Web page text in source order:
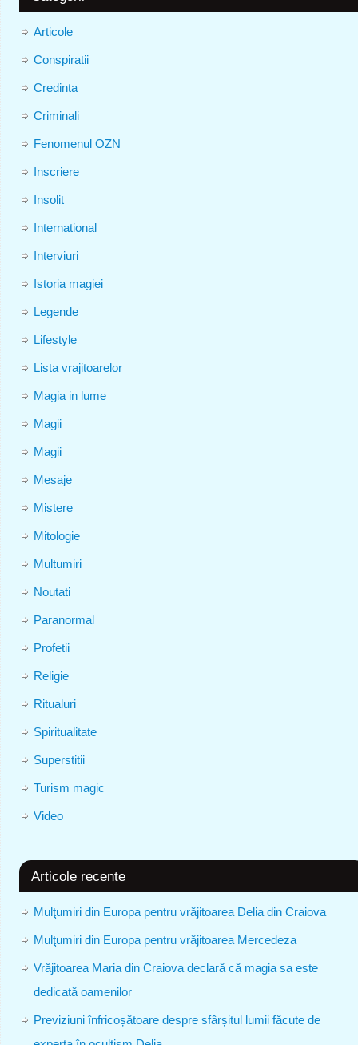
Articole
Conspiratii
Credinta
Criminali
Fenomenul OZN
Inscriere
Insolit
International
Interviuri
Istoria magiei
Legende
Lifestyle
Lista vrajitoarelor
Magia in lume
Magii
Magii
Mesaje
Mistere
Mitologie
Multumiri
Noutati
Paranormal
Profetii
Religie
Ritualuri
Spiritualitate
Superstitii
Turism magic
Video
Articole recente
Mulţumiri din Europa pentru vrăjitoarea Delia din Craiova
Mulţumiri din Europa pentru vrăjitoarea Mercedeza
Vrăjitoarea Maria din Craiova declară că magia sa este
dedicată oamenilor
Previziuni înfricoșătoare despre sfârșitul lumii făcute de